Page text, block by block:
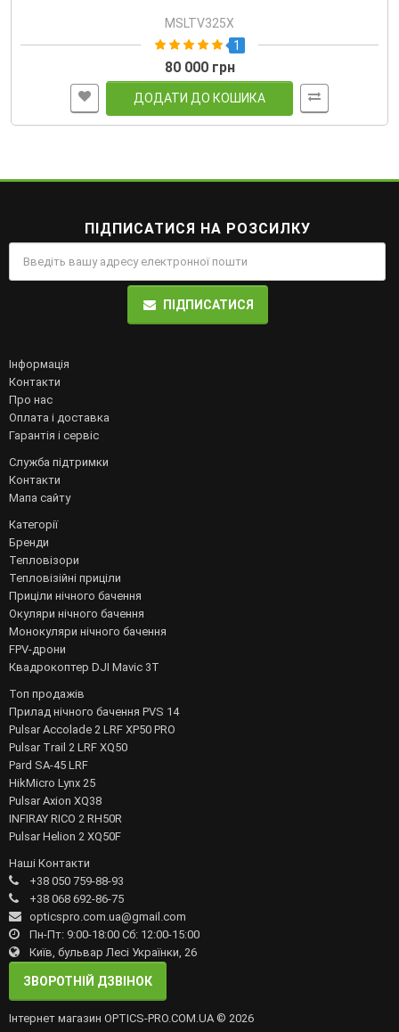
MSLTV325X
1
80 000 грн
ДОДАТИ ДО КОШИКА
ПІДПИСАТИСЯ НА РОЗСИЛКУ
ПІДПИСАТИСЯ
Інформація
Контакти
Про нас
Оплата і доставка
Гарантія і сервіс
Служба підтримки
Контакти
Мапа сайту
Категорії
Бренди
Тепловізори
Тепловізійні приціли
Приціли нічного бачення
Окуляри нічного бачення
Монокуляри нічного бачення
FPV-дрони
Квадрокоптер DJI Mavic 3T
Топ продажів
Прилад нічного бачення PVS 14
Pulsar Accolade 2 LRF XP50 PRO
Pulsar Trail 2 LRF XQ50
Pard SA-45 LRF
HikMicro Lynx 25
Pulsar Axion XQ38
INFIRAY RICO 2 RH50R
Pulsar Helion 2 XQ50F
Наші Контакти
+38 050 759-88-93
+38 068 692-86-75
opticspro.com.ua@gmail.com
Пн-Пт: 9:00-18:00 Сб: 12:00-15:00
Київ, бульвар Лесі Українки, 26
ЗВОРОТНІЙ ДЗВІНОК
Інтернет магазин OPTICS-PRO.COM.UA © 2026